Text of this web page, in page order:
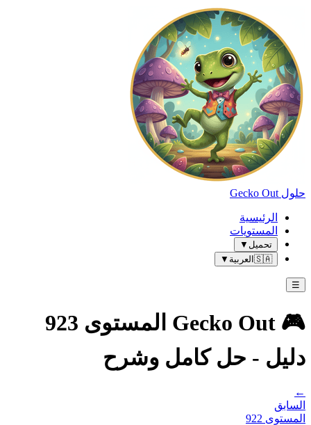
حلول Gecko Out
الرئيسية
المستويات
تحميل ▼
🇸🇦 العربية ▼
☰
🎮 Gecko Out المستوى 923
دليل - حل كامل وشرح
←
السابق
المستوى 922